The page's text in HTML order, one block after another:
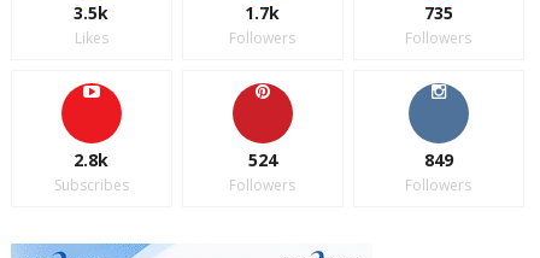
3.5k
Likes
1.7k
Followers
735
Followers
2.8k
Subscribes
524
Followers
849
Followers